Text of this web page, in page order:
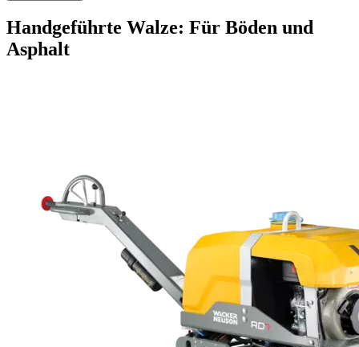
Handgeführte Walze: Für Böden und
Asphalt